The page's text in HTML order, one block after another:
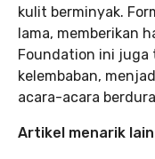
kulit berminyak.
lama, memberikan
Foundation ini juga
kelembaban,
acara-acara
Artikel menarik